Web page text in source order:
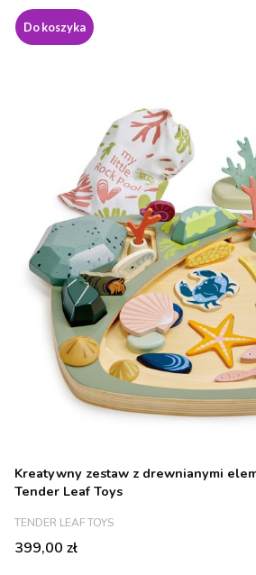
Do koszyka
Kreatywny zestaw z drewnianymi
Tender Leaf Toys
PRODUCENT
TENDER LEAF TOYS
Cena
399,00 zł